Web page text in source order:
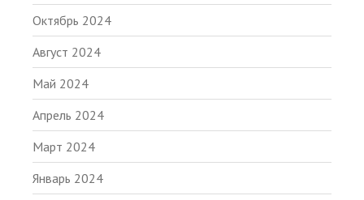
Октябрь 2024
Август 2024
Май 2024
Апрель 2024
Март 2024
Январь 2024